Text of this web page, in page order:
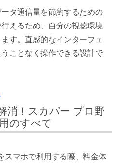
タ通信量を節約するための
えるため、自分の視聴環境
す。直感的なインターフェ
ことなく操作できる設計で
消！スカパー プロ野
のすべて
スマホで利用する際、料金体